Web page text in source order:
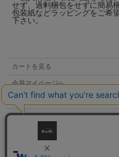
せず、過剰梱包をせずに簡易
包装紙などラッピングをご希
下さい。
カートを見る
会員マイページへ
支払方法 / 送料 / 発送
特定商取引法表示
個人情報の取扱い
お問い合わせ（mail / tel）